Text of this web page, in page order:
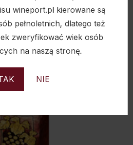
wineport.pl kierowane są
pełnoletnich, dlatego też
zweryfikować wiek osób
na naszą stronę.
NIE
Sold